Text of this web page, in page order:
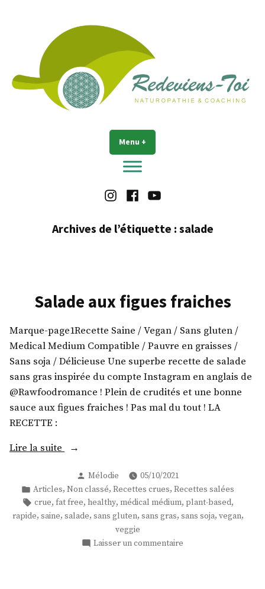
Redeviens-toi Menu +
Instagram
FacebookYoutube
Archives de l’étiquette : salade
Salade aux figues fraiches
Marque-page1Recette Saine / Vegan / Sans gluten /
Medical Medium Compatible / Pauvre en graisses /
Sans soja / Délicieuse Une superbe recette de salade
sans gras inspirée du compte Instagram en anglais de
@Rawfoodromance ! Plein de crudités et une bonne
sauce aux figues fraiches ! Pas mal du tout ! LA
RECETTE :
Lire la suite
« Salade
figues
fraiches »
Publié
par
Mélodie
05/10/2021
Publié
dans
Articles, Non classé, Recettes crues, Recettes salées
Étiquettes :
crue, fat free, healthy, médical médium, plant-based,
rapide, saine, salade, sans gluten, sans gras, sans soja, vegan,
veggie
Laisser un commentaire